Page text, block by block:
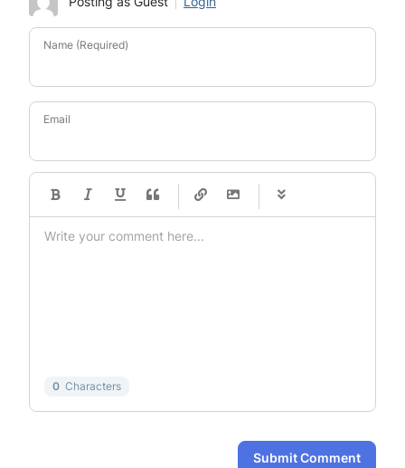
Name (Required)
Email
-
-
-
-
0 Characters
Submit Comment